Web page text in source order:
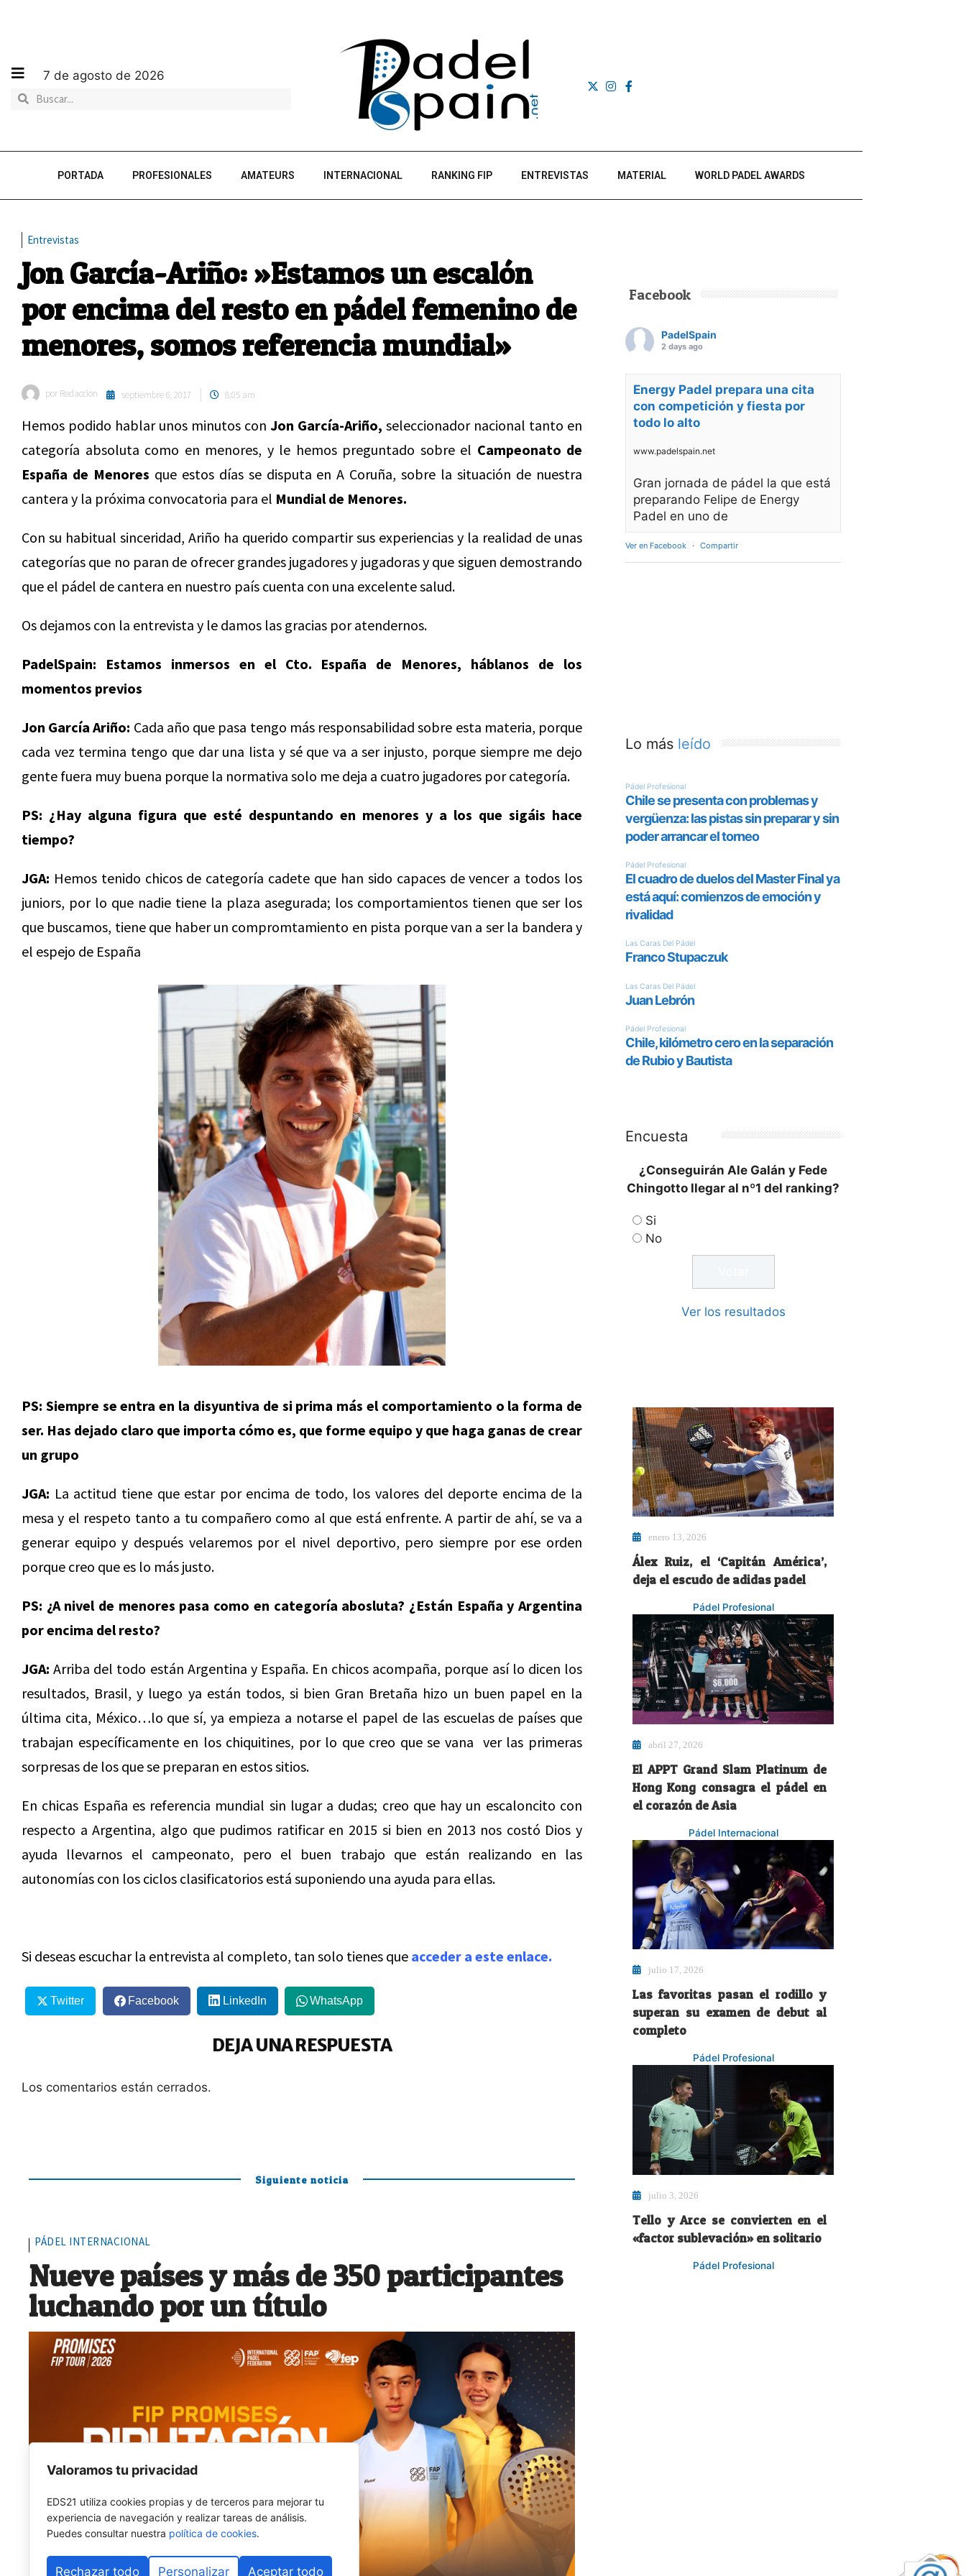
7 de agosto de 2026
PORTADA PROFESIONALES AMATEURS INTERNACIONAL RANKING FIP ENTREVISTAS MATERIAL WORLD PADEL AWARDS
Entrevistas
Jon García-Ariño: »Estamos un escalón
por encima del resto en pádel femenino de
menores, somos referencia mundial»
por Redaccion septiembre 6, 2017 8:05 am
Hemos podido hablar unos minutos con Jon García-Ariño, seleccionador nacional tanto en
categoría absoluta como en menores, y le hemos preguntado sobre el Campeonato de
España de Menores que estos días se disputa en A Coruña, sobre la situación de nuestra
cantera y la próxima convocatoria para el Mundial de Menores.
Con su habitual sinceridad, Ariño ha querido compartir sus experiencias y la realidad de unas
categorías que no paran de ofrecer grandes jugadores y jugadoras y que siguen demostrando
que el pádel de cantera en nuestro país cuenta con una excelente salud.
Os dejamos con la entrevista y le damos las gracias por atendernos.
PadelSpain: Estamos inmersos en el Cto. España de Menores, háblanos de los
momentos previos
Jon García Ariño: Cada año que pasa tengo más responsabilidad sobre esta materia, porque
cada vez termina tengo que dar una lista y sé que va a ser injusto, porque siempre me dejo
gente fuera muy buena porque la normativa solo me deja a cuatro jugadores por categoría.
PS: ¿Hay alguna figura que esté despuntando en menores y a los que sigáis hace
tiempo?
JGA: Hemos tenido chicos de categoría cadete que han sido capaces de vencer a todos los
juniors, por lo que nadie tiene la plaza asegurada; los comportamientos tienen que ser los
que buscamos, tiene que haber un compromtamiento en pista porque van a ser la bandera y
el espejo de España
PS: Siempre se entra en la disyuntiva de si prima más el comportamiento o la forma de
ser. Has dejado claro que importa cómo es, que forme equipo y que haga ganas de crear
un grupo
JGA: La actitud tiene que estar por encima de todo, los valores del deporte encima de la
mesa y el respeto tanto a tu compañero como al que está enfrente. A partir de ahí, se va a
generar equipo y después velaremos por el nivel deportivo, pero siempre por ese orden
porque creo que es lo más justo.
PS: ¿A nivel de menores pasa como en categoría abosluta? ¿Están España y Argentina
por encima del resto?
JGA:Arriba del todo están Argentina y España. En chicos acompaña, porque así lo dicen los
resultados, Brasil, y luego ya están todos, si bien Gran Bretaña hizo un buen papel en la
última cita, México…lo que sí, ya empieza a notarse el papel de las escuelas de países que
trabajan específicamente en los chiquitines, por lo que creo que se vana ver las primeras
sorpresas de los que se preparan en estos sitios.
En chicas España es referencia mundial sin lugar a dudas; creo que hay un escaloncito con
respecto a Argentina, algo que pudimos ratificar en 2015 si bien en 2013 nos costó Dios y
ayuda llevarnos el campeonato, pero el buen trabajo que están realizando en las
autonomías con los ciclos clasificatorios está suponiendo una ayuda para ellas.
Si deseas escuchar la entrevista al completo, tan solo tienes que acceder a este enlace.
Twitter Facebook LinkedIn WhatsApp
DEJA UNA RESPUESTA
Los comentarios están cerrados.
Siguiente noticia
PÁDEL INTERNACIONAL
Nueve países y más de 350 participantes
luchando por un título
Facebook
PadelSpain
2 days ago
Energy Padel prepara una cita
con competición y fiesta por
todo lo alto
www.padelspain.net
Gran jornada de pádel la que está
preparando Felipe de Energy
Padel en uno de
Ver en Facebook · Compartir
Lo más leído
Encuesta
¿Conseguirán Ale Galán y Fede
Chingotto llegar al nº1 del ranking?
Si
No
Ver los resultados
enero 13, 2026
Álex Ruiz, el ‘Capitán América’,
deja el escudo de adidas padel
Pádel Profesional
abril 27, 2026
El APPT Grand Slam Platinum de
Hong Kong consagra el pádel en
el corazón de Asia
Pádel Internacional
julio 17, 2026
Las favoritas pasan el rodillo y
superan su examen de debut al
completo
Pádel Profesional
julio 3, 2026
Tello y Arce se convierten en el
«factor sublevación» en solitario
Pádel Profesional
Valoramos tu privacidad
EDS21 utiliza cookies propias y de terceros para mejorar tu
experiencia de navegación y realizar tareas de análisis.
Puedes consultar nuestra política de cookies.
Rechazar todo Personalizar Aceptar todo